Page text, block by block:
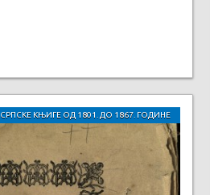
СРПСКЕ КЊИГЕ ОД 1801. ДО 1867. ГОДИНЕ